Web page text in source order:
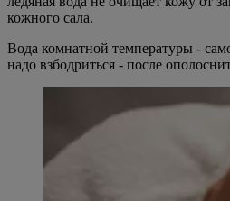
кожного сала.
Вода комнатной температуры -
надо взбодриться - после